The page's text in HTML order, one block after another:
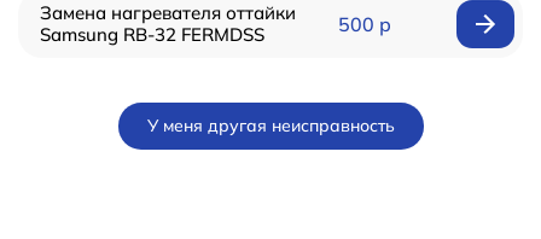
Замена нагревателя оттайки
Samsung RB-32 FERMDSS
500 р
У меня другая неисправность